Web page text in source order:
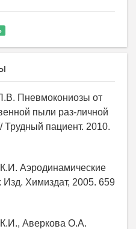
Пневмокониозы от
пыли раз-личной
Трудный пациент. 2010.
Аэродинамические
Химиздат, 2005. 659
Аверкова О.А.